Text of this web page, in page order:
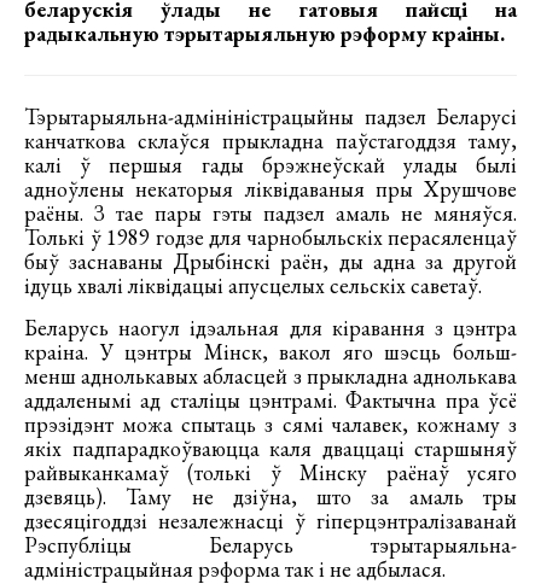
беларускія ўлады не гатовыя пайсці на
радыкальную тэрытарыяльную рэформу краіны.
Тэрытарыяльна-адмініністрацыйны падзел Беларусі
канчаткова склаўся прыкладна паўстагоддзя таму,
калі ў першыя гады брэжнеўскай улады былі
адноўлены некаторыя ліквідаваныя пры Хрушчове
раёны. З тае пары гэты падзел амаль не мяняўся.
Толькі ў 1989 годзе для чарнобыльскіх перасяленцаў
быў заснаваны Дрыбінскі раён, ды адна за другой
ідуць хвалі ліквідацыі апусцелых сельскіх саветаў.
Беларусь наогул ідэальная для кіравання з цэнтра
краіна. У цэнтры Мінск, вакол яго шэсць больш-
менш аднолькавых абласцей з прыкладна аднолькава
аддаленымі ад сталіцы цэнтрамі. Фактычна пра ўсё
прэзідэнт можа спытаць з сямі чалавек, кожнаму з
якіх падпарадкоўваюцца каля дваццаці старшыняў
райвыканкамаў (толькі ў Мінску раёнаў усяго
дзевяць). Таму не дзіўна, што за амаль тры
дзесяцігоддзі незалежнасці ў гіперцэнтралізаванай
Рэспубліцы Беларусь тэрытарыяльна-
адміністрацыйная рэформа так і не адбылася.